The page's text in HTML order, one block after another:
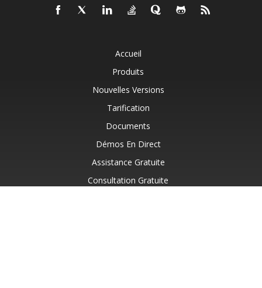
Accueil
Produits
Nouvelles Versions
Tarification
Documents
Démos En Direct
Assistance Gratuite
Consultation Gratuite